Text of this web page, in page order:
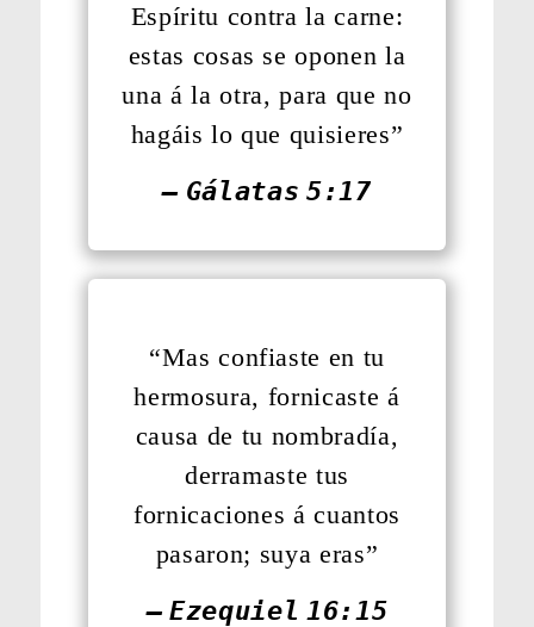
Espíritu contra la carne:
estas cosas se oponen la
una á la otra, para que no
hagáis lo que quisieres”
— Gálatas 5:17
“Mas confiaste en tu
hermosura, fornicaste á
causa de tu nombradía,
derramaste tus
fornicaciones á cuantos
pasaron; suya eras”
— Ezequiel 16:15